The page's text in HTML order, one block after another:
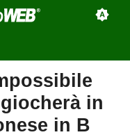
in
in B